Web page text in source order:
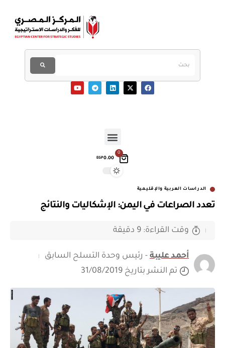
0
EGP0.00
الدراسات العربية والإقليمية
تعدد الصراعات في اليمن: الإشكاليات والنتائج
أحمد عليبة- رئيس وحدة التسلح السابق
تم النشر بتاريخ 31/08/2019
وقت القراءة: 9 دقيقة